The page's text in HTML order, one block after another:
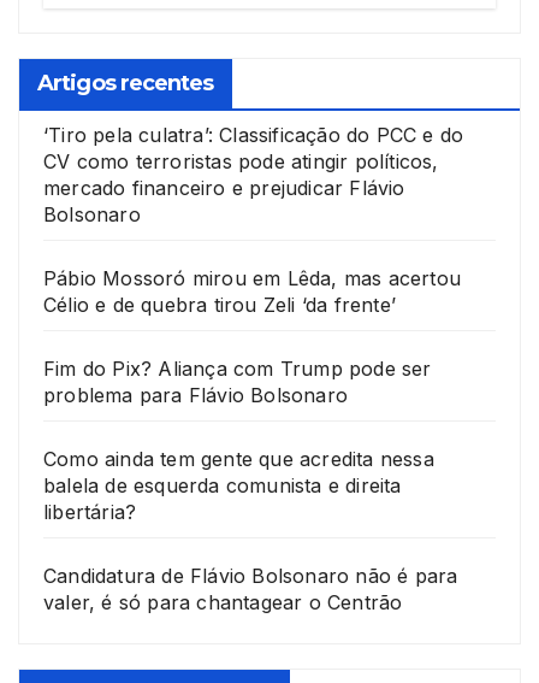
Artigos recentes
‘Tiro pela culatra’: Classificação do PCC e do
CV como terroristas pode atingir políticos,
mercado financeiro e prejudicar Flávio
Bolsonaro
Pábio Mossoró mirou em Lêda, mas acertou
Célio e de quebra tirou Zeli ‘da frente’
Fim do Pix? Aliança com Trump pode ser
problema para Flávio Bolsonaro
Como ainda tem gente que acredita nessa
balela de esquerda comunista e direita
libertária?
Candidatura de Flávio Bolsonaro não é para
valer, é só para chantagear o Centrão